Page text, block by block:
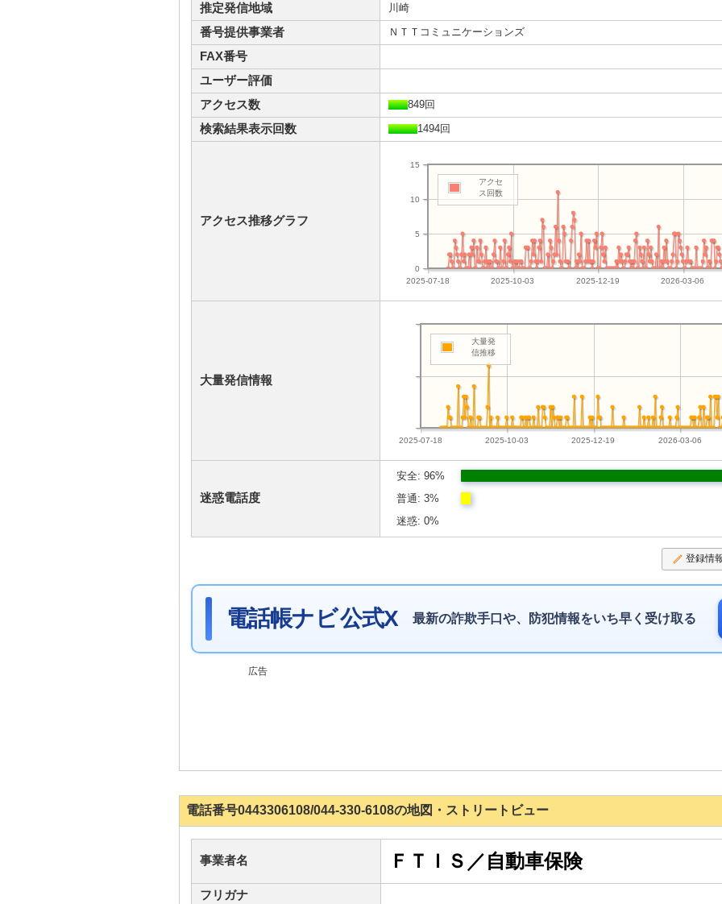
推定発信地域 川崎
番号提供事業者 ＮＴＴコミュニケーションズ
FAX番号
ユーザー評価
アクセス数
849回
検索結果表示回数 1494回
アクセス推移グラフ
2025-07-18 2025-10-03 2025-12-19 2026-03-06
0
5
10
15
アクセ
ス回数
大量発信情報
2025-07-18 2025-10-03 2025-12-19 2026-03-06
大量発
信推移
迷惑電話度
安全: 96%
普通: 3%
迷惑: 0%
登録情
電話帳ナビ 公式X 最新の詐欺手口や、防犯情報をいち早く受け取る
広告
電話番号0443306108/044-330-6108の地図・ストリートビュー
事業者名 ＦＴＩＳ／自動車保険
フリガナ